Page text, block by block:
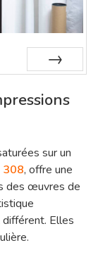
sur un
308, offre une
des œuvres de
Elles
Exceptionnel
De
De